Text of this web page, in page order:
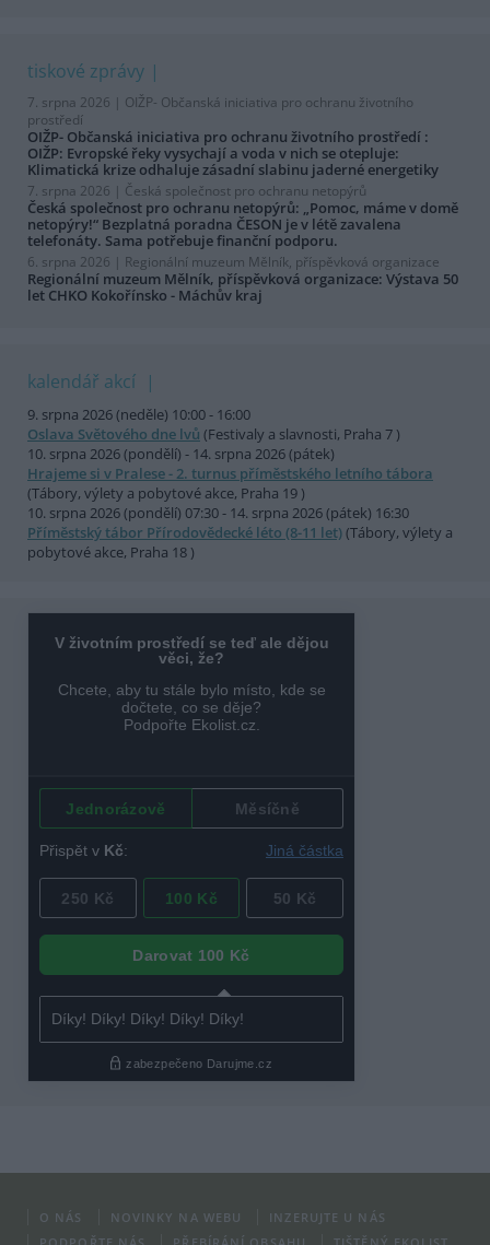
tiskové zprávy
7. srpna 2026 | OIŽP- Občanská iniciativa pro ochranu životního
prostředí
OIŽP- Občanská iniciativa pro ochranu životního prostředí :
OIŽP: Evropské řeky vysychají a voda v nich se otepluje:
Klimatická krize odhaluje zásadní slabinu jaderné energetiky
7. srpna 2026 | Česká společnost pro ochranu netopýrů
Česká společnost pro ochranu netopýrů: „Pomoc, máme v domě
netopýry!“ Bezplatná poradna ČESON je v létě zavalena
telefonáty. Sama potřebuje finanční podporu.
6. srpna 2026 | Regionální muzeum Mělník, příspěvková organizace
Regionální muzeum Mělník, příspěvková organizace: Výstava 50
let CHKO Kokořínsko - Máchův kraj
kalendář akcí
9. srpna 2026 (neděle) 10:00 - 16:00
Oslava Světového dne lvů (Festivaly a slavnosti, Praha 7 )
10. srpna 2026 (pondělí) - 14. srpna 2026 (pátek)
Hrajeme si v Pralese - 2. turnus příměstského letního tábora
(Tábory, výlety a pobytové akce, Praha 19 )
10. srpna 2026 (pondělí) 07:30 - 14. srpna 2026 (pátek) 16:30
Příměstský tábor Přírodovědecké léto (8-11 let)(Tábory, výlety a
pobytové akce, Praha 18 )
O NÁS NOVINKY NA WEBU
INZERUJTE U NÁS